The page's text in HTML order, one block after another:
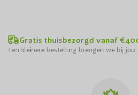
Gratis thuisbezorgd vanaf
Een kleinere bestelling brengen we bij